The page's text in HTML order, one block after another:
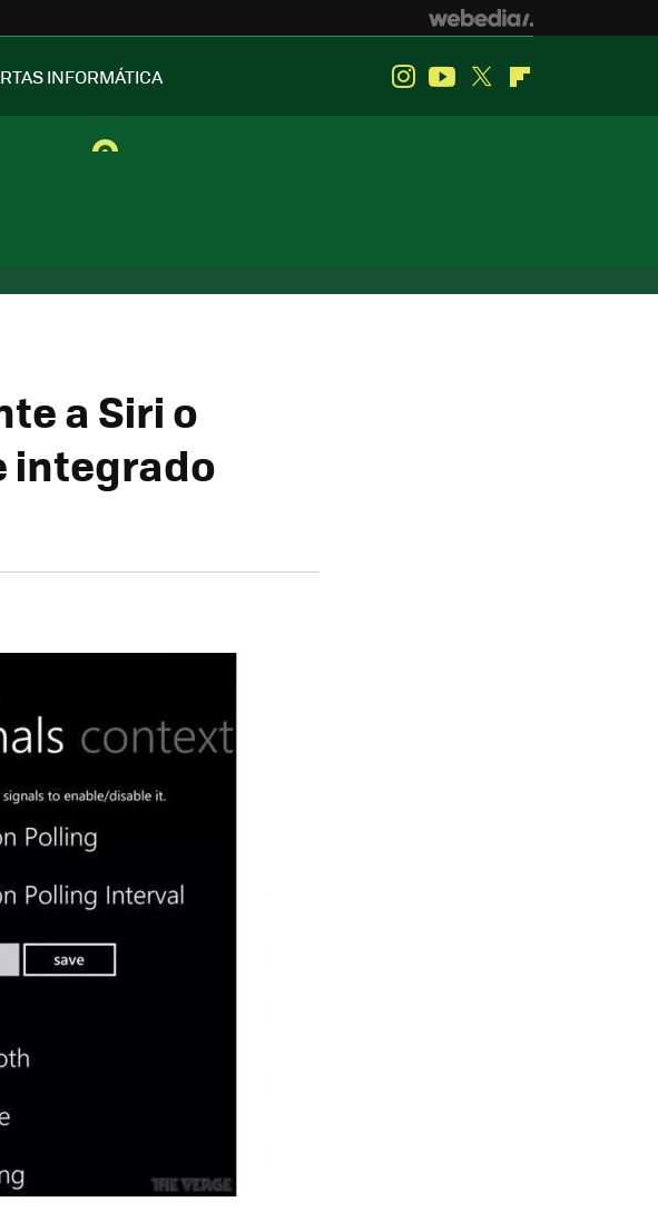
INFORMÁTICA InstagramYoutube
Twitter
a Siri o
integrado